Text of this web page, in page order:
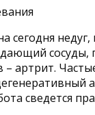
сегодня
артрит.
сведется